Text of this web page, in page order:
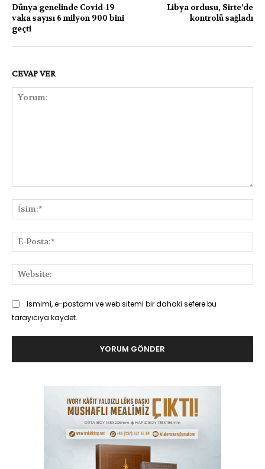
Dünya genelinde Covid-19
vaka sayısı 6 milyon 900 bini
geçti
Libya ordusu, Sirte’de
kontrolü sağladı
CEVAP VER
Ismimi, e-postamı ve web sitemi bir dahaki sefere bu
tarayıcıya kaydet.